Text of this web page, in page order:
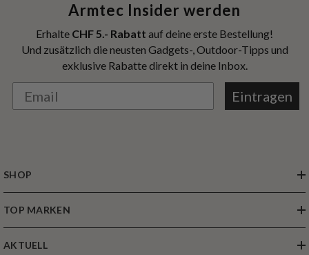
Armtec Insider werden
Erhalte CHF 5.- Rabatt auf deine erste Bestellung!
Und zusätzlich die neusten Gadgets-, Outdoor-Tipps und
exklusive Rabatte direkt in deine Inbox.
Eintragen
SHOP
TOP MARKEN
AKTUELL